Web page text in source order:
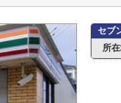
セブ
所